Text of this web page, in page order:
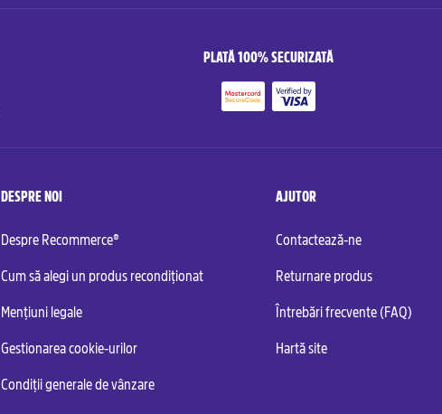
PLATĂ 100% SECURIZATĂ
DESPRE NOI
Despre Recommerce®
Cum să alegi un produs recondiționat
Mențiuni legale
Gestionarea cookie-urilor
Condiții generale de vânzare
AJUTOR
Contactează-ne
Returnare produs
Întrebări frecvente (FAQ)
Hartă site